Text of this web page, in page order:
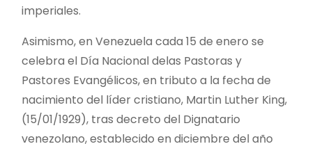
imperiales.
Asimismo, en Venezuela cada 15 de enero se
celebra el Día Nacional delas Pastoras y
Pastores Evangélicos, en tributo a la fecha de
nacimiento del líder cristiano, Martin Luther King,
(15/01/1929), tras decreto del Dignatario
venezolano, establecido en diciembre del año